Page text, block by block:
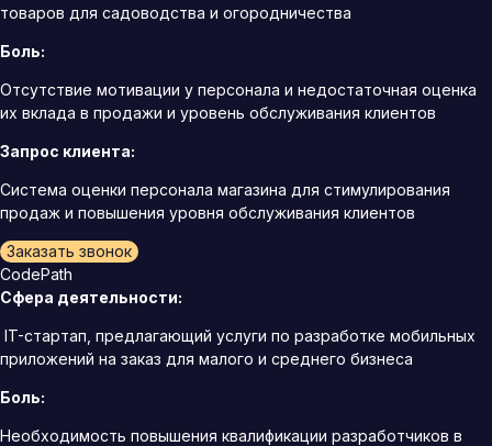
товаров для садоводства и огородничества
Боль:
Отсутствие мотивации у персонала и недостаточная оценка
их вклада в продажи и уровень обслуживания клиентов
Запрос клиента:
Система оценки персонала магазина для стимулирования
продаж и повышения уровня обслуживания клиентов
Заказать звонок
CodePath
Сфера деятельности:
IT-стартап, предлагающий услуги по разработке мобильных
приложений на заказ для малого и среднего бизнеса
Боль:
Необходимость повышения квалификации разработчиков в